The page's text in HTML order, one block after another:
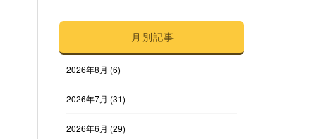
月別記事
2026年8月 (6)
2026年7月 (31)
2026年6月 (29)